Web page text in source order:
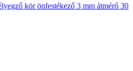
kör önfestékező 3 mm átmérő 30